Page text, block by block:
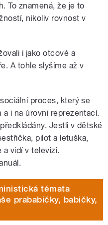
To znamená, že je to
nikoliv rovnost v
i jako otcové a
A tohle slyšíme až v
proces, který se
i na úrovni reprezentací.
Jestli v dětské
pilot a letuška,
a vidí v televizi.
témata
prababičky, babičky,